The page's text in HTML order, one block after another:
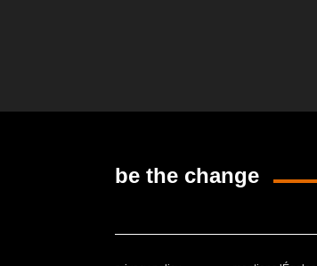
be the change